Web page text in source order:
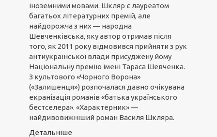
іноземними мовами. Шкляр є лауреатом
багатьох літературних премій, але
найдорожча з них — народна
Шевченківська, яку автор отримав після
того, як 2011 року відмовився прийняти з рук
антиукраїнської влади присуджену йому
Національну премію імені Тараса Шевченка.
З культового «Чорного Ворона»
(«Залишенця») розпочалася давно очікувана
екранізація романів «батька українського
бестселера». «Характерник» —
найдивовижніший роман Василя Шкляра.
Детальніше